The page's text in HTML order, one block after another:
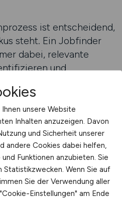
ist entscheidend,
steht. Ein Jobfinder
dabei, relevante
und
je nach Projekt
Auswahl
Kriterien lassen sich
ohne wertvolle Zeit
Vorteil. Sobald sich
oder neue
unsere Website
Inhalten anzuzeigen. Davon
und Sicherheit unserer
andere Cookies dabei helfen,
Funktionen anzubieten. Sie
Statistikzwecken. Wenn Sie auf
Sie der Verwendung aller
Einstellungen" am Ende